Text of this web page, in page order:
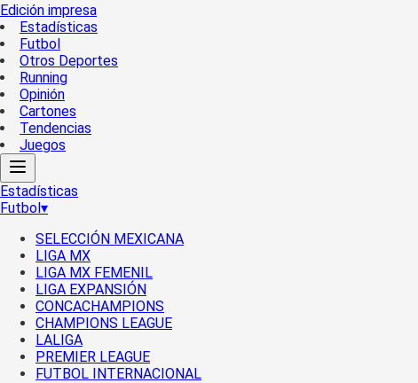
Edición impresa
Estadísticas
Futbol
Otros Deportes
Running
Opinión
Cartones
Tendencias
Juegos
Estadísticas
Futbol▾
SELECCIÓN MEXICANA
LIGA MX
LIGA MX FEMENIL
LIGA EXPANSIÓN
CONCACHAMPIONS
CHAMPIONS LEAGUE
LALIGA
PREMIER LEAGUE
FUTBOL INTERNACIONAL